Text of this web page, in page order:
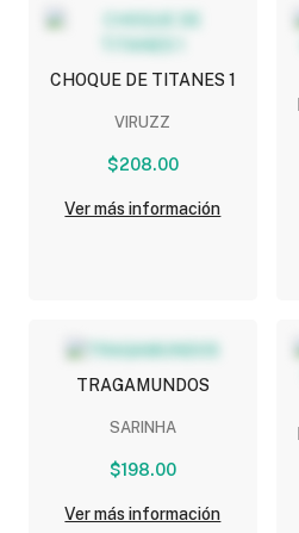
CHOQUE DE TITANES 1
VIRUZZ
$208.00
Ver más información
TRAGAMUNDOS
SARINHA
$198.00
Ver más información